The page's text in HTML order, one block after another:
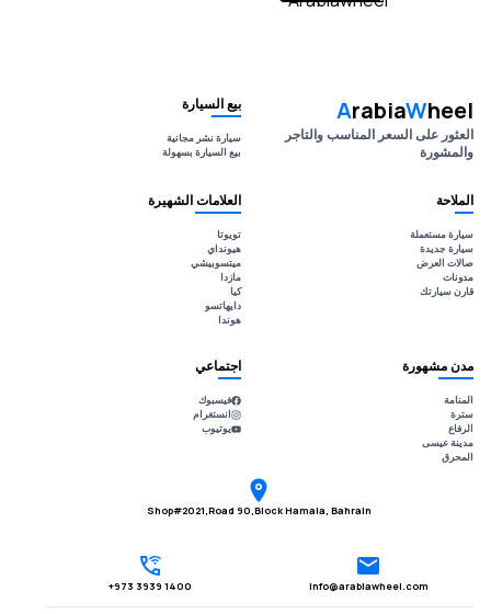
ArabiaWheel
العثور على السعر المناسب والتاجر
والمشورة
بيع السيارة
سيارة نشر مجانية
بيع السيارة بسهولة
الملاحة
سيارة مستعملة
سيارة جديدة
صالات العرض
مدونات
قارن سيارتك
العلامات الشهيرة
تويوتا
هيونداي
ميتسوبيشي
مازدا
كيا
دايهاتسو
هوندا
مدن مشهورة
المنامة
سترة
الرفاع
مدينة عيسى
المحرق
اجتماعي
فيسبوك
انستغرام
يوتيوب
Info@arabiawheel.com
1400 3939 973+
Shop#2021,Road 90,Block Hamala, Bahrain